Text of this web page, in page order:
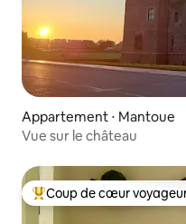
Appartement ⋅ Mantoue
Vue sur le château
Coups de cœur voyageurs
Coup de cœur